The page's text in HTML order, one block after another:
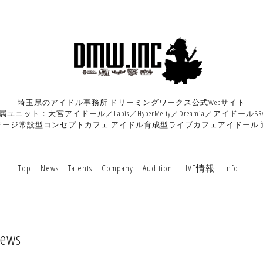
埼玉県のアイドル事務所 ドリーミングワークス公式Webサイト
ユニット：大宮アイドール／Lapis／HyperMelty／Dreamia／アイドール
ージ常設型コンセプトカフェ アイドル育成型ライブカフェアイドール
Top News Talents Company Audition LIVE情報 Info